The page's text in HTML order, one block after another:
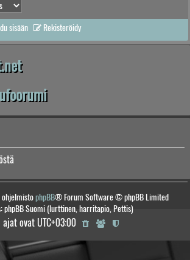
sisään Rekisteröidy
ohjelmistophpBB® Forum Software © phpBB Limited
phpBB Suomi (lurttinen, harritapio, Pettis)
ajat ovat UTC+03:00